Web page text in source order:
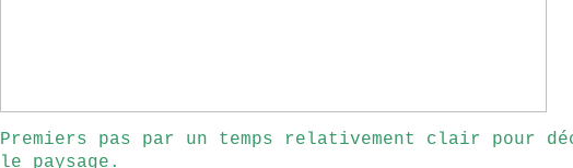
Premiers pas par un temps relativement clair pour
le paysage.